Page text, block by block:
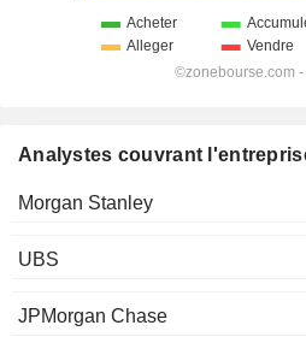
Analystes couvrant
Morgan Stanley
UBS
JPMorgan Chase